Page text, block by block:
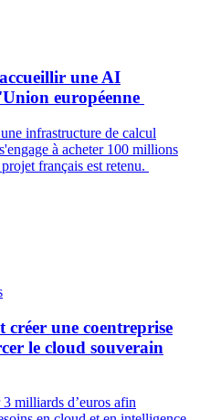
une AI
européenne
infrastructure de calcul
à acheter 100 millions
français est retenu.
une coentreprise
le cloud souverain
milliards d’euros afin